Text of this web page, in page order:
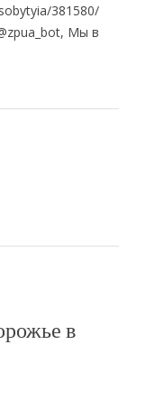
381580/
Мы в
в